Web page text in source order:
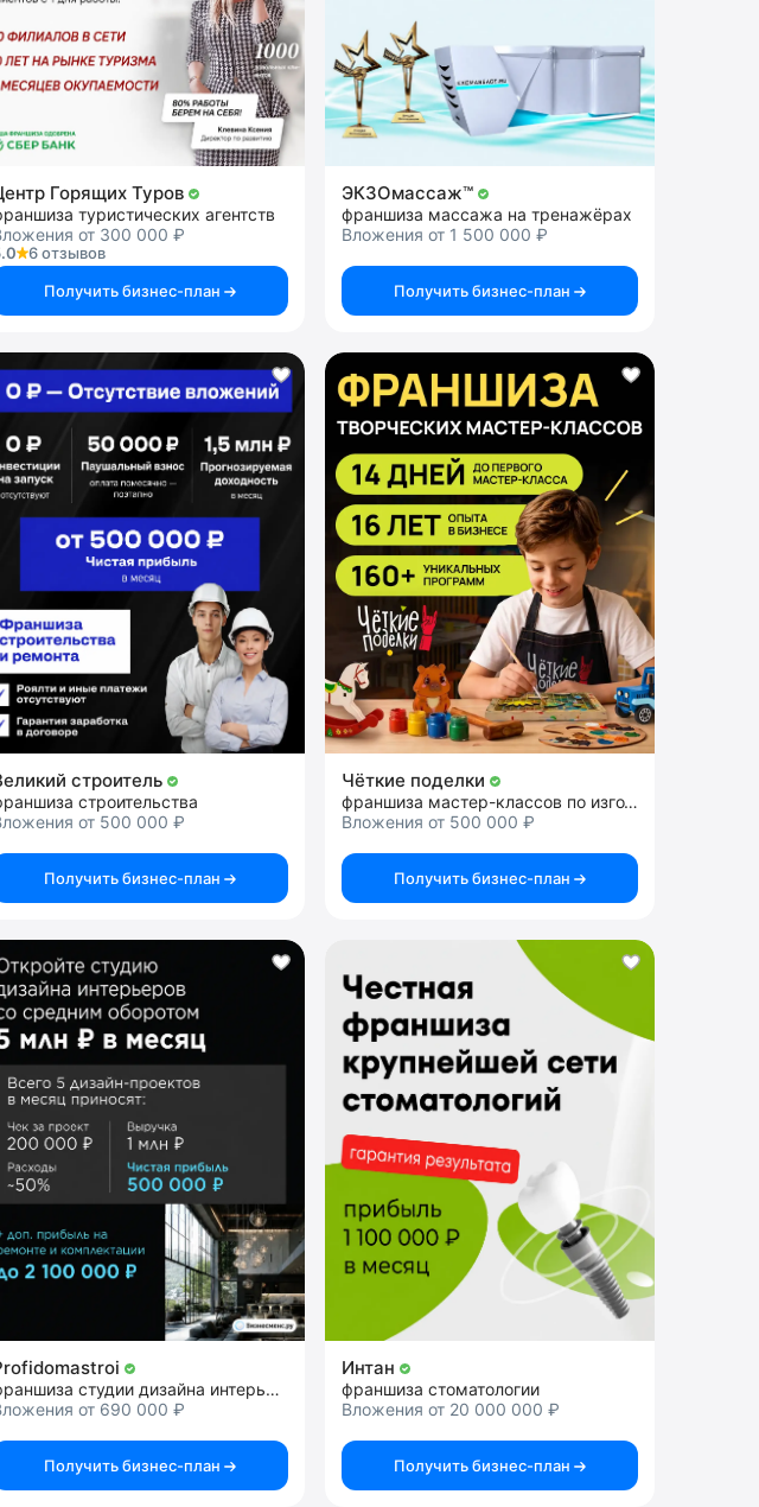
Горящих Туров
туристических агентств
от 300 000 ₽
6 отзывов
Получить бизнес-план
ЭКЗОмассаж™
франшиза массажа на тренажёрах
Вложения от 1 500 000 ₽
Получить бизнес-план
строитель
строительства
от 500 000 ₽
Получить бизнес-план
Чёткие поделки
франшиза мастер-классов по изготовлению деревянных поделок
Вложения от 500 000 ₽
Получить бизнес-план
франшиза студии дизайна интерьеров
от 690 000 ₽
Получить бизнес-план
Интан
франшиза стоматологии
Вложения от 20 000 000 ₽
Получить бизнес-план